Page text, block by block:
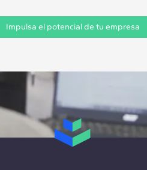
Impulsa el potencial de tu empresa